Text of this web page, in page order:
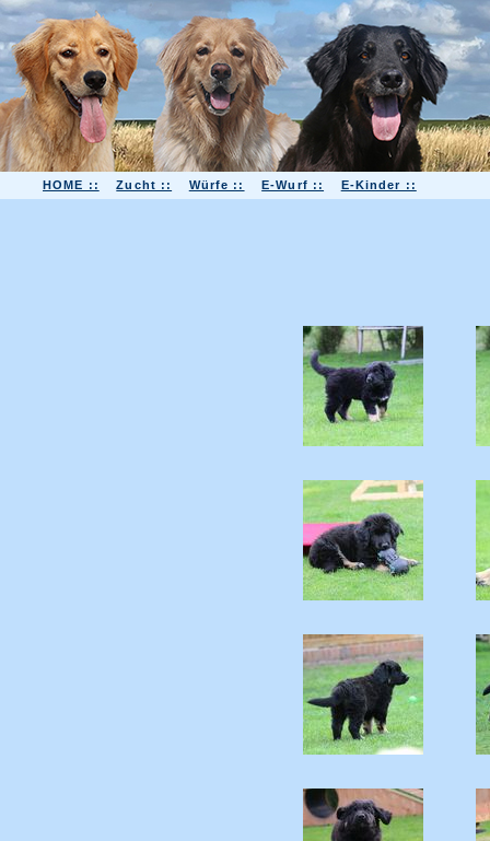
HOME :: Zucht :: Würfe :: E-Wurf :: E-Kinder ::